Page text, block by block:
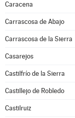
Caracena
Carrascosa de Abajo
Carrascosa de la Sierra
Casarejos
Castilfrío de la Sierra
Castillejo de Robledo
Castilruiz